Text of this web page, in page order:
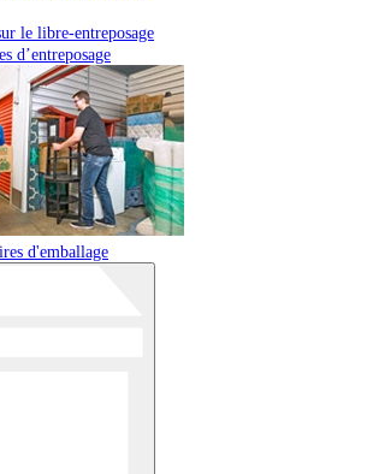
le libre-entreposage
d’entreposage
d'emballage